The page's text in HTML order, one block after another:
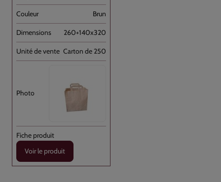
Brun
260+140x320
Carton de 250
Voir le produit